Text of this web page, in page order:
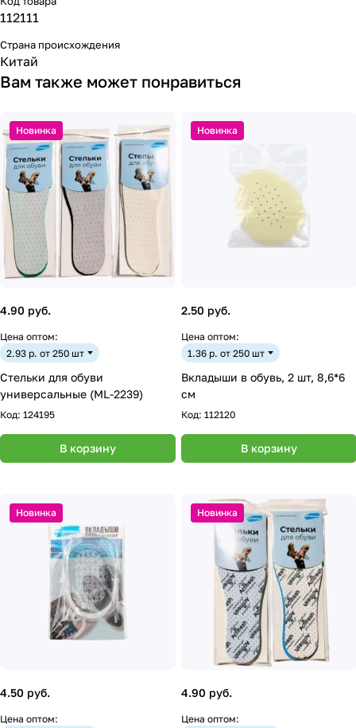
112111
Страна происхождения
Китай
Вам также может понравиться
Новинка
4.90 руб.
Цена оптом:
2.93 р. от 250 шт
Стельки для обуви
универсальные (ML-2239)
Код: 124195
В корзину
Новинка
2.50 руб.
Цена оптом:
1.36 р. от 250 шт
Вкладыши в обувь, 2 шт, 8,6*6
см
Код: 112120
В корзину
Новинка
4.50 руб.
Цена оптом:
Новинка
4.90 руб.
Цена оптом: